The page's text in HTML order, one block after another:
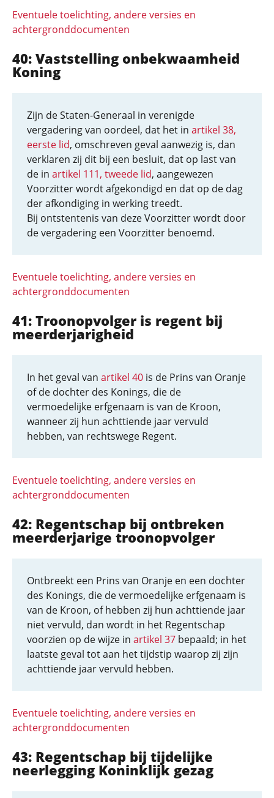
Eventuele toelichting, andere versies en
achtergronddocumenten
40: Vaststelling onbekwaamheid
Koning
Zijn de Staten-Generaal in verenigde
vergadering van oordeel, dat het in artikel 38,
eerste lid, omschreven geval aanwezig is, dan
verklaren zij dit bij een besluit, dat op last van
de in artikel 111, tweede lid, aangewezen
Voorzitter wordt afgekondigd en dat op de dag
der afkondiging in werking treedt.
Bij ontstentenis van deze Voorzitter wordt door
de vergadering een Voorzitter benoemd.
Eventuele toelichting, andere versies en
achtergronddocumenten
41: Troonopvolger is regent bij
meerderjarigheid
In het geval van artikel 40 is de Prins van Oranje
of de dochter des Konings, die de
vermoedelijke erfgenaam is van de Kroon,
wanneer zij hun achttiende jaar vervuld
hebben, van rechtswege Regent.
Eventuele toelichting, andere versies en
achtergronddocumenten
42: Regentschap bij ontbreken
meerderjarige troonopvolger
Ontbreekt een Prins van Oranje en een dochter
des Konings, die de vermoedelijke erfgenaam is
van de Kroon, of hebben zij hun achttiende jaar
niet vervuld, dan wordt in het Regentschap
voorzien op de wijze in artikel 37 bepaald; in het
laatste geval tot aan het tijdstip waarop zij zijn
achttiende jaar vervuld hebben.
Eventuele toelichting, andere versies en
achtergronddocumenten
43: Regentschap bij tijdelijke
neerlegging Koninklijk gezag